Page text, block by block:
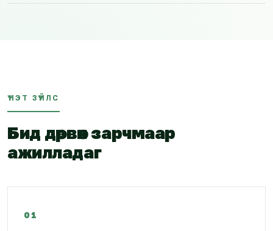
ҮНЭТ ЗҮЙЛС
Бид дөрвөн зарчмаар
ажилладаг
01